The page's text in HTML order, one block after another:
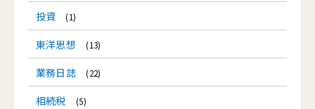
投資 (1)
東洋思想 (13)
業務日誌 (22)
相続税 (5)